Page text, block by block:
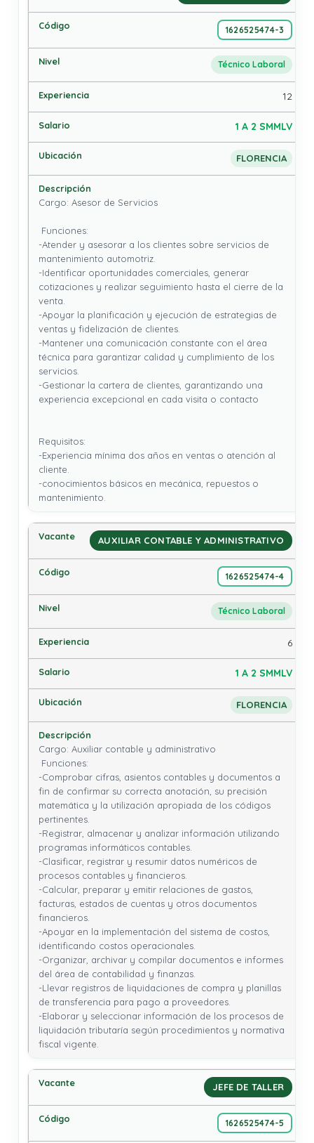
1626525474-3
Técnico Laboral
12
1 A 2 SMMLV
FLORENCIA
Cargo: Asesor de Servicios
-Atender y asesorar a los clientes sobre servicios de
mantenimiento automotriz.
-Identificar oportunidades comerciales, generar
cotizaciones y realizar seguimiento hasta el cierre de la
venta.
-Apoyar la planificación y ejecución de estrategias de
ventas y fidelización de clientes.
-Mantener una comunicación constante con el área
técnica para garantizar calidad y cumplimiento de los
servicios.
-Gestionar la cartera de clientes, garantizando una
experiencia excepcional en cada visita o contacto
Requisitos:
-Experiencia mínima dos años en ventas o atención al
cliente.
-conocimientos básicos en mecánica, repuestos o
mantenimiento.
AUXILIAR CONTABLE Y ADMINISTRATIVO
1626525474-4
Técnico Laboral
6
1 A 2 SMMLV
FLORENCIA
Cargo: Auxiliar contable y administrativo
-Comprobar cifras, asientos contables y documentos a
fin de confirmar su correcta anotación, su precisión
matemática y la utilización apropiada de los códigos
pertinentes.
-Registrar, almacenar y analizar información utilizando
programas informáticos contables.
-Clasificar, registrar y resumir datos numéricos de
procesos contables y financieros.
-Calcular, preparar y emitir relaciones de gastos,
facturas, estados de cuentas y otros documentos
financieros.
-Apoyar en la implementación del sistema de costos,
identificando costos operacionales.
-Organizar, archivar y compilar documentos e informes
del área de contabilidad y finanzas.
-Llevar registros de liquidaciones de compra y planillas
de transferencia para pago a proveedores.
-Elaborar y seleccionar información de los procesos de
liquidación tributaría según procedimientos y normativa
fiscal vigente.
JEFE DE TALLER
1626525474-5